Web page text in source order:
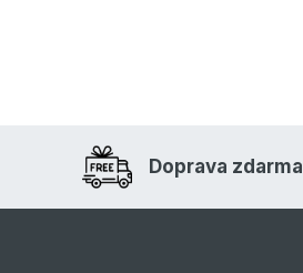
Doprava zdarma